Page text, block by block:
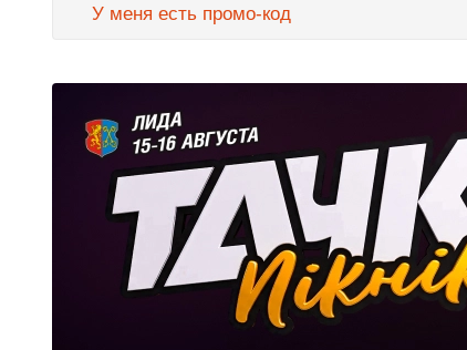
У меня есть промо-код